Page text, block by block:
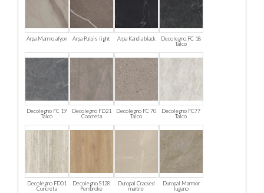
Arpa Marmo afyon Arpa Pulpis light Arpa Kandia black
Decolegno FC 18
Talco
Decolegno FC 19
Talco
Decolegno FD21
Concreta
Decolegno FC 70
Talco
Decolegno FC77
Talco
Decolegno FD01
Concreta
Decolegno S128
Pembroke
Duropal Cracked
marble
Duropal Marmor
lugano